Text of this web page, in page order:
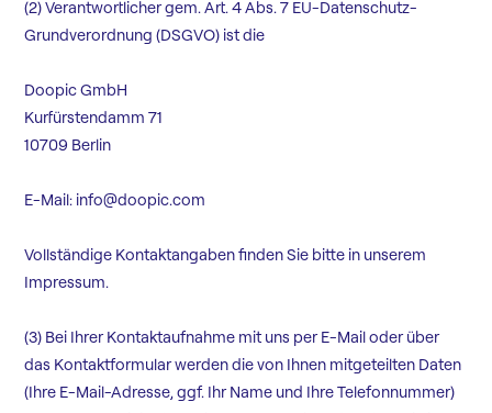
(2) Verantwortlicher gem. Art. 4 Abs. 7 EU-Datenschutz-
Grundverordnung (DSGVO) ist die
Doopic GmbH
Kurfürstendamm 71
10709 Berlin
E-Mail: info@doopic.com
Vollständige Kontaktangaben finden Sie bitte in unserem
Impressum.
(3) Bei Ihrer Kontaktaufnahme mit uns per E-Mail oder über
das Kontaktformular werden die von Ihnen mitgeteilten Daten
(Ihre E-Mail-Adresse, ggf. Ihr Name und Ihre Telefonnummer)